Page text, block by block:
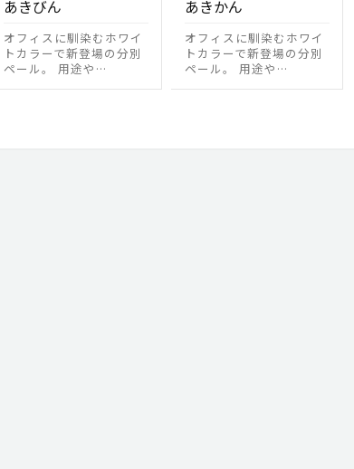
あきびん
オフィスに馴染むホワイ
トカラーで新登場の分別
ペール。 用途や…
あきかん
オフィスに馴染むホワイ
トカラーで新登場の分別
ペール。 用途や…